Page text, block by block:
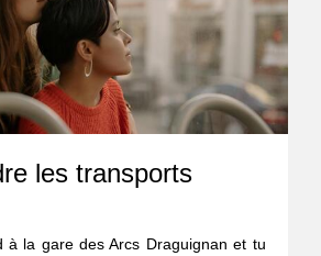
les transports
à la gare des Arcs Draguignan et tu